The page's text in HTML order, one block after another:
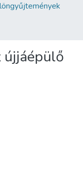
újjáépülő